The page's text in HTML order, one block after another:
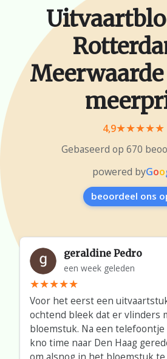
4,9
Gebaseerd op 670
powered byGoo
beoordeel ons
geraldine Pedro
een week geleden
Voor het eerst een
ochtend bleek dat er vlinders
bloemstuk. Na een
kno time naar Den Haag